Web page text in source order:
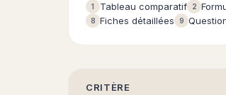
1 Tableau comparatif 2
8 Fiches détaillées 9
CRITÈRE